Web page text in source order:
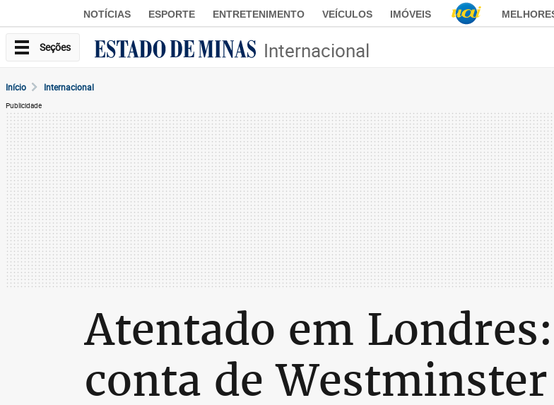
NOTÍCIAS ESPORTE ENTRETENIMENTO VEÍCULOS IMÓVEIS
Seções Internacional
Início Internacional
Publicidade
Atentado em
conta de Westminster